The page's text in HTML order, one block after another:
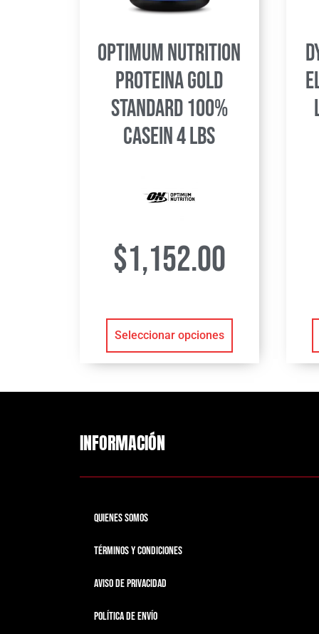
Optimum Nutrition
Proteina Gold
Standard 100%
Casein 4 lbs
$1,152.00
Seleccionar opciones
INFORMACIÓN
QUIENES SOMOS
TÉRMINOS Y CONDICIONES
AVISO DE PRIVACIDAD
POLÍTICA DE ENVÍO